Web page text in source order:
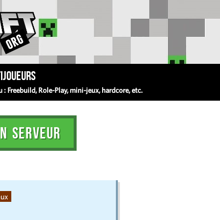
Role-Play, mini-jeux, hardcore, etc.
SERVEUR